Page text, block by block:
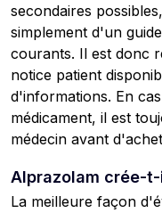
secondaires
simplement d'un
courants. Il est donc
notice patient
d'informations. En
médicament, il est
médecin avant
Alprazolam crée-
La meilleure façon